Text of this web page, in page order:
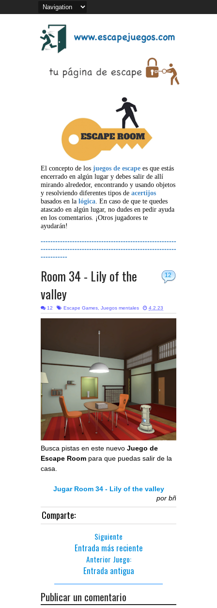
El concepto de los juegos de escape es que estás
encerrado en algún lugar y debes salir de allí
mirando alrededor, encontrando y usando objetos
y resolviendo diferentes tipos de acertijos
basados en la lógica. En caso de que te quedes
atascado en algún lugar, no dudes en pedir ayuda
en los comentarios. ¡Otros jugadores te
ayudarán!
--------------------------------------------------------
--------------------------------------------------------
-----------
12
Room 34 - Lily of the
valley
12 Escape Games, Juegos mentales 4.2.23
Busca pistas en este nuevo Juego de
Escape Room para que puedas salir de la
casa.
Jugar Room 34 - Lily of the valley
por bñ
Comparte:
Siguiente
Entrada más reciente
Anterior Juego:
Entrada antigua
Publicar un comentario